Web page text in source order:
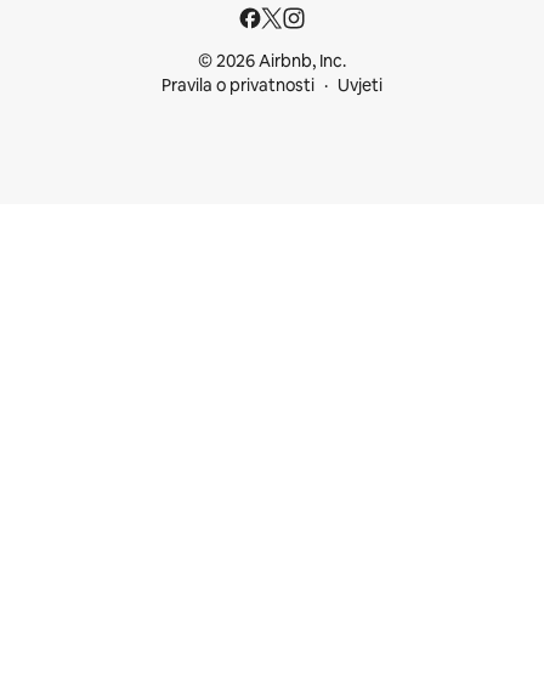
© 2026 Airbnb, Inc.
Pravila o privatnosti
Uvjeti